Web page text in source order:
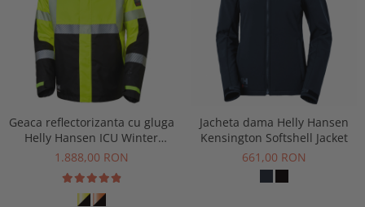
Geaca reflectorizanta cu gluga
Helly Hansen ICU Winter
Jacket CL3
1.888,00 RON
Jacheta dama Helly Hansen
Kensington Softshell Jacket
661,00 RON